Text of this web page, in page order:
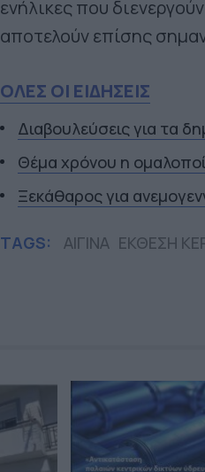
ενήλικες που
αποτελούν επίσης
ΟΛΕΣ ΟΙ ΕΙΔΗΣΕΙΣ
Διαβουλεύσεις για τα
Θέμα χρόνου η
Ξεκάθαρος για
TAGS: ΑΙΓΙΝΑ ΕΚΘΕΣΗ